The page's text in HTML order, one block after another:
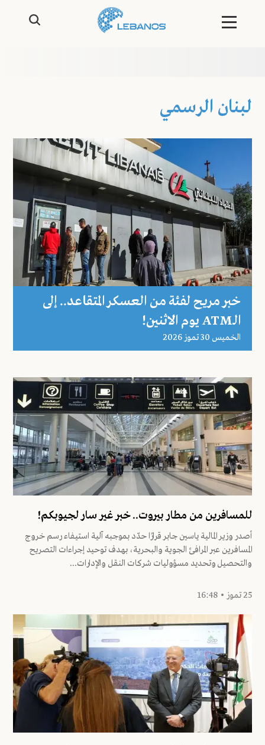
لبنان الرسمي
خبر مريح لفئة من العسكر المتقاعد.. إلى
الـATM يوم الاثنين!
الخميس 30 تموز 2026
للمسافرين من مطار بيروت.. خبر غير سار لجيوبكم!
أصدر وزير المالية ياسين جابر قرارًا حدّد بموجبه آلية استيفاء رسم خروج
المسافرين عبر المرافئ الجوية والبحرية، بهدف توحيد إجراءات التصريح
والتحصيل وتحديد مسؤوليات شركات النقل والإدارات...
25 تموز • 16:48